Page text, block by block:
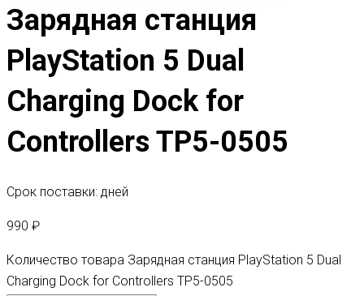
Зарядная станция
PlayStation 5 Dual
Charging Dock for
Controllers TP5-0505
Срок поставки: дней
990 ₽
Количество товара Зарядная станция PlayStation 5 Dual
Charging Dock for Controllers TP5-0505